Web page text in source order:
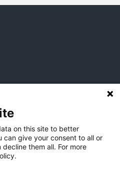
on this site to better
can give your consent to all or
them all. For more